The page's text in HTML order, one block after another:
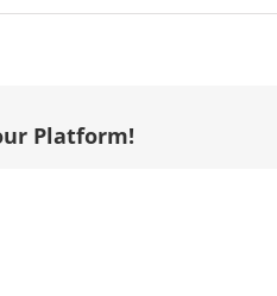
Platform!